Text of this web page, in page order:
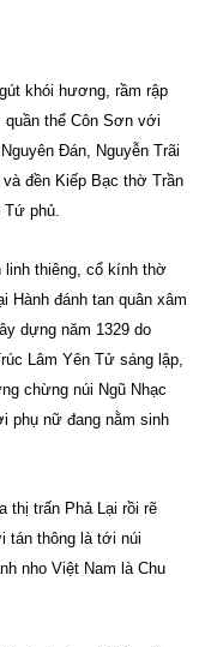
khói hương, rầm rập
thể Côn Sơn với
Đán, Nguyễn Trãi
đền Kiếp Bạc thờ Trần
Tứ phủ.
linh thiêng, cổ kính thờ
Hành đánh tan quân xâm
dựng năm 1329 do
Lâm Yên Tử sáng lập,
chừng núi Ngũ Nhạc
phụ nữ đang nằm sinh
thị trấn Phả Lại rồi rẽ
tán thông là tới núi
nho Việt Nam là Chu